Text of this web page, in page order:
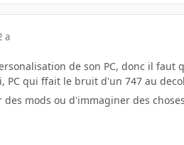
a
de son PC, donc il faut
PC qui ffait le bruit d'un 747 au
des mods ou d'immaginer des